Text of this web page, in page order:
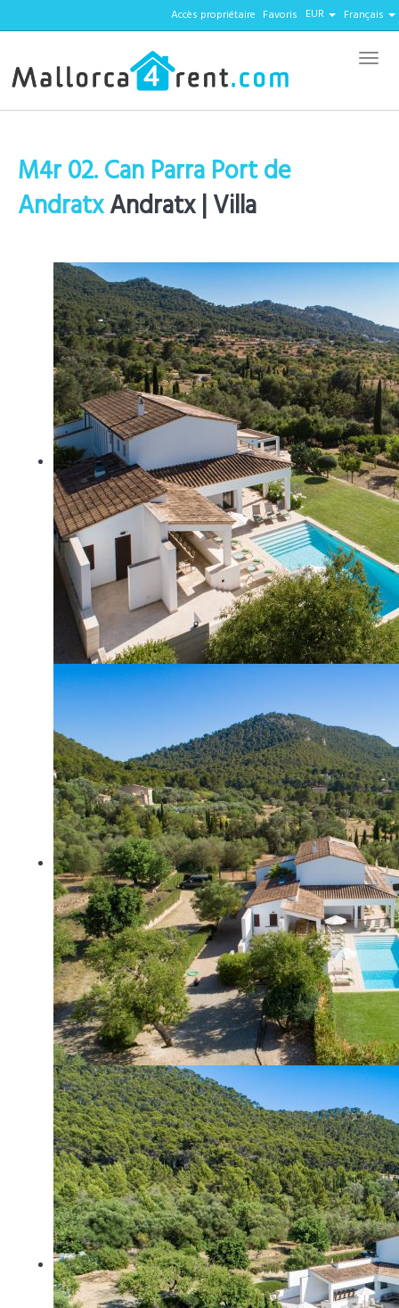
Français
EUR
Favoris
Accès propriétaire
Menu
M4r 02. Can Parra Port de
AndratxAndratx |Villa